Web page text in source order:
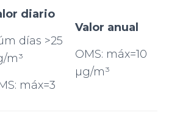
diario
días >25
m³
máx=3
Valor anual
OMS: máx=10
µg/m³